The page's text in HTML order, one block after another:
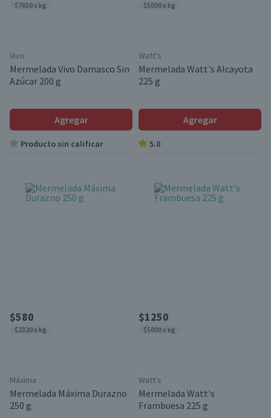
$7650 x kg
Vivo
Mermelada Vivo Damasco Sin
Azúcar 200 g
Agregar
Producto sin calificar
$5000 x kg
Watt's
Mermelada Watt's Alcayota
225 g
Agregar
5.0
$580
$2320 x kg
Máxima
Mermelada Máxima Durazno
250 g
$1250
$5000 x kg
Watt's
Mermelada Watt's
Frambuesa 225 g